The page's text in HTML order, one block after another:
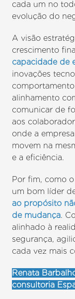
cada um no
evolução do
A visão
crescimento
capacidade de
inovações
alinhamento
comunicar de
aos
onde a
movem na
e a eficiência.
Por fim, como
um bom líder
ao propósito
de mudança.
alinhado à
segurança,
cada vez mais
Renata
consultoria